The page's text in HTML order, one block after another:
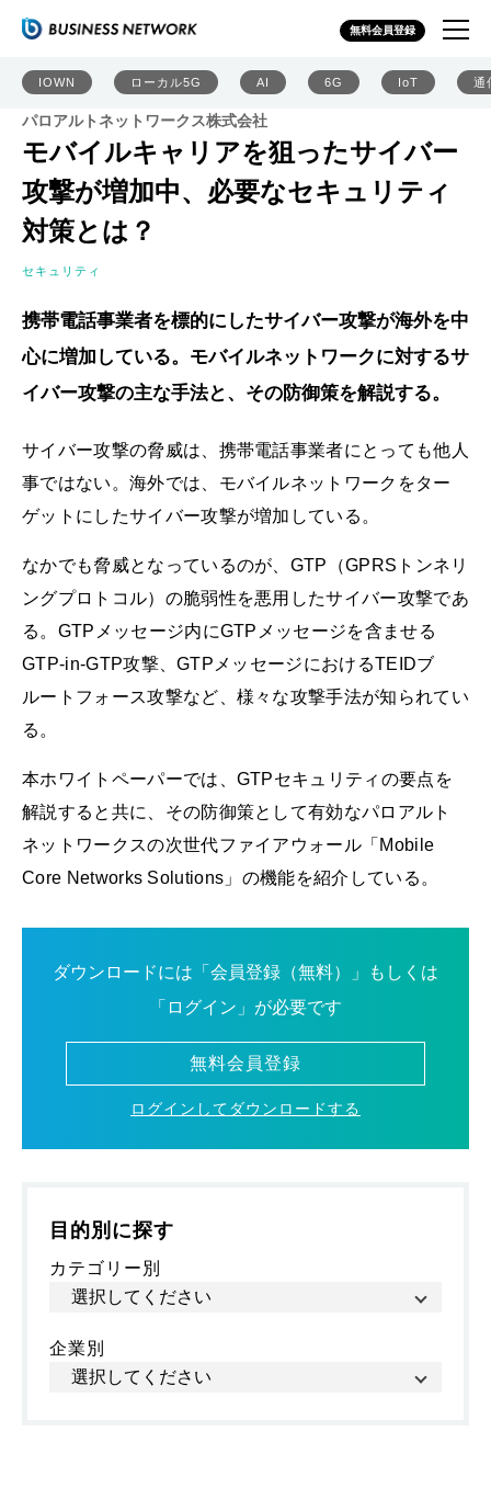
無料会員登録
IOWN ローカル5G AI 6G IoT 通
パロアルトネットワークス株式会社
モバイルキャリアを狙ったサイバー
攻撃が増加中、必要なセキュリティ
対策とは？
セキュリティ
携帯電話事業者を標的にしたサイバー攻撃が海外を中
心に増加している。モバイルネットワークに対するサ
イバー攻撃の主な手法と、その防御策を解説する。
サイバー攻撃の脅威は、携帯電話事業者にとっても他人
事ではない。海外では、モバイルネットワークをター
ゲットにしたサイバー攻撃が増加している。
なかでも脅威となっているのが、GTP（GPRSトンネリ
ングプロトコル）の脆弱性を悪用したサイバー攻撃であ
る。GTPメッセージ内にGTPメッセージを含ませる
GTP-in-GTP攻撃、GTPメッセージにおけるTEIDブ
ルートフォース攻撃など、様々な攻撃手法が知られてい
る。
本ホワイトペーパーでは、GTPセキュリティの要点を
解説すると共に、その防御策として有効なパロアルト
ネットワークスの次世代ファイアウォール「Mobile
Core Networks Solutions」の機能を紹介している。
ダウンロードには「会員登録（無料）」もしくは
「ログイン」が必要です
無料会員登録
ログインしてダウンロードする
目的別に探す
カテゴリー別
企業別